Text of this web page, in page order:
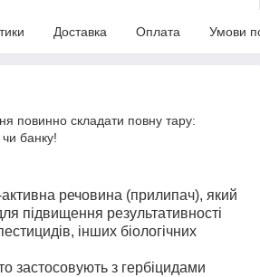
Доставка Оплата Умови
повинно складати повну тару:
чи банку!
речовина (прилипач), який
підвищення результативності
інших біологічних
застосовують з гербіцидами